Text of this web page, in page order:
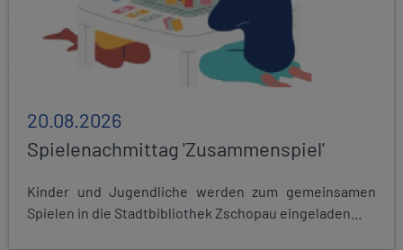
20.08.2026
Spielenachmittag 'Zusammenspiel'
Kinder und Jugendliche werden zum gemeinsamen
Spielen in die Stadtbibliothek Zschopau eingeladen...